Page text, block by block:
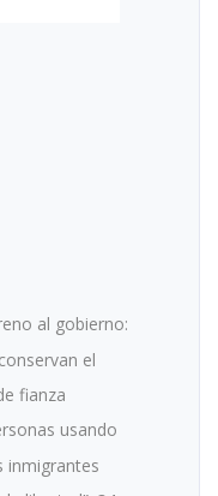
al gobierno:
el
fianza
usando
inmigrantes